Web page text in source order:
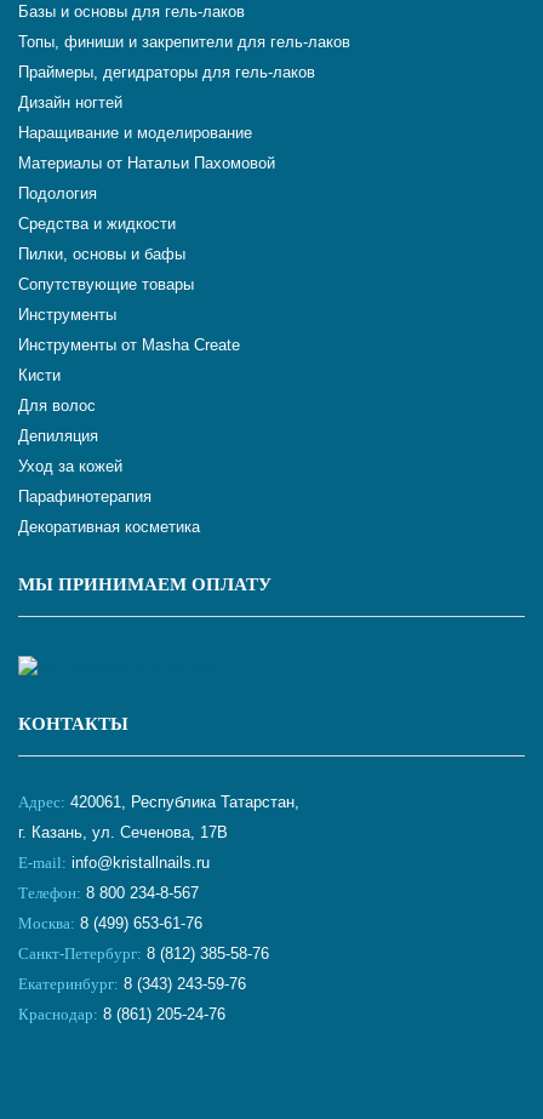
Базы и основы для гель-лаков
Топы, финиши и закрепители для гель-лаков
Праймеры, дегидраторы для гель-лаков
Дизайн ногтей
Наращивание и моделирование
Материалы от Натальи Пахомовой
Подология
Средства и жидкости
Пилки, основы и бафы
Сопутствующие товары
Инструменты
Инструменты от Masha Create
Кисти
Для волос
Депиляция
Уход за кожей
Парафинотерапия
Декоративная косметика
МЫ ПРИНИМАЕМ ОПЛАТУ
КОНТАКТЫ
Адрес: 420061, Республика Татарстан,
г. Казань, ул. Сеченова, 17В
E-mail: info@kristallnails.ru
Телефон: 8 800 234-8-567
Москва: 8 (499) 653-61-76
Санкт-Петербург: 8 (812) 385-58-76
Екатеринбург: 8 (343) 243-59-76
Краснодар: 8 (861) 205-24-76